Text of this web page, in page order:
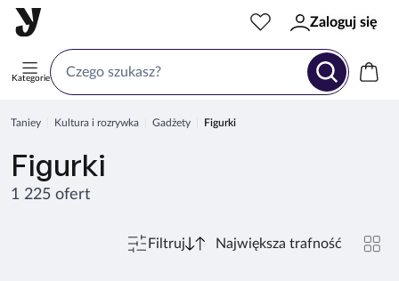
Kategorie
Zaloguj się
Taniey Kultura i rozrywka Gadżety Figurki
Figurki
1 225 ofert
Filtruj